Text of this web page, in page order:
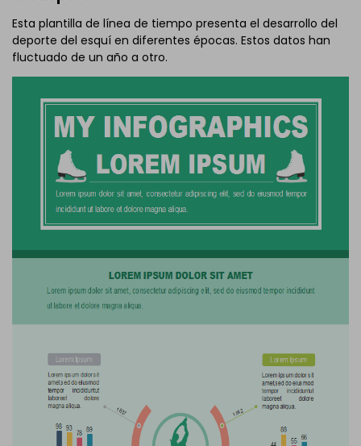
Esta plantilla de línea de tiempo presenta el desarrollo del
deporte del esquí en diferentes épocas. Estos datos han
fluctuado de un año a otro.